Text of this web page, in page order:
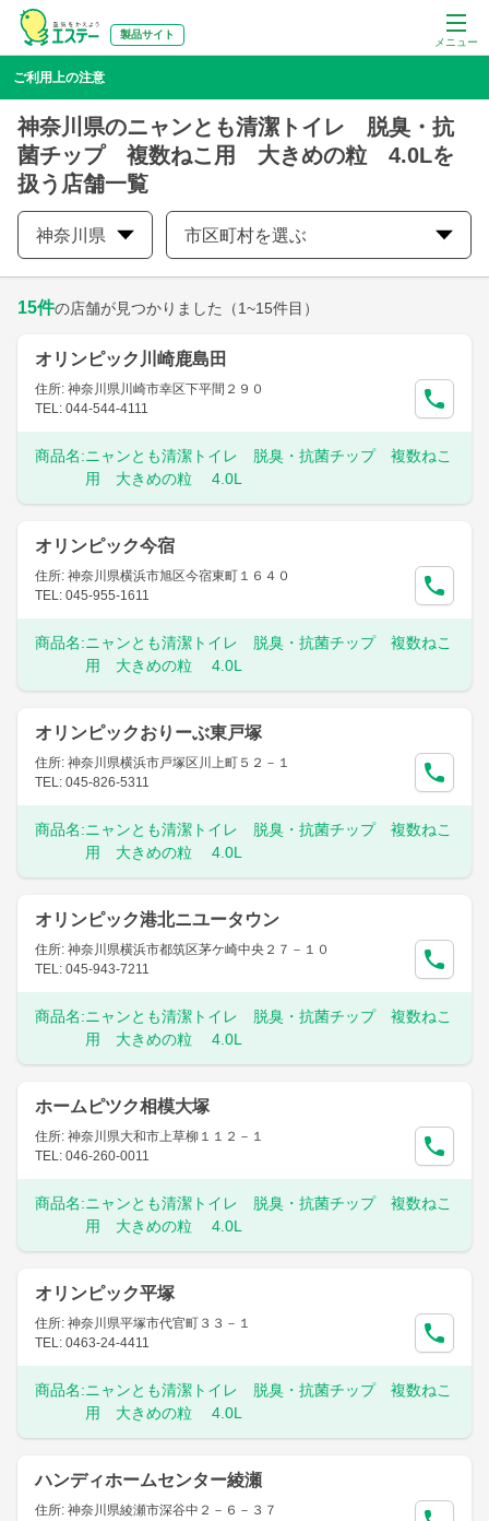
メニュー
製品サイト
ご利用上の注意
神奈川県のニャンとも清潔トイレ 脱臭・抗
菌チップ 複数ねこ用 大きめの粒 4.0Lを
扱う店舗一覧
神奈川県 市区町村を選ぶ
15件の店舗が見つかりました （1~15件目）
オリンピック川崎鹿島田
住所: 神奈川県川崎市幸区下平間２９０
TEL: 044-544-4111
商品名:ニャンとも清潔トイレ 脱臭・抗菌チップ 複数ねこ
用 大きめの粒 4.0L
オリンピック今宿
住所: 神奈川県横浜市旭区今宿東町１６４０
TEL: 045-955-1611
商品名:ニャンとも清潔トイレ 脱臭・抗菌チップ 複数ねこ
用 大きめの粒 4.0L
オリンピックおりーぶ東戸塚
住所: 神奈川県横浜市戸塚区川上町５２－１
TEL: 045-826-5311
商品名:ニャンとも清潔トイレ 脱臭・抗菌チップ 複数ねこ
用 大きめの粒 4.0L
オリンピック港北ニユータウン
住所: 神奈川県横浜市都筑区茅ケ崎中央２７－１０
TEL: 045-943-7211
商品名:ニャンとも清潔トイレ 脱臭・抗菌チップ 複数ねこ
用 大きめの粒 4.0L
ホームピツク相模大塚
住所: 神奈川県大和市上草柳１１２－１
TEL: 046-260-0011
商品名:ニャンとも清潔トイレ 脱臭・抗菌チップ 複数ねこ
用 大きめの粒 4.0L
オリンピック平塚
住所: 神奈川県平塚市代官町３３－１
TEL: 0463-24-4411
商品名:ニャンとも清潔トイレ 脱臭・抗菌チップ 複数ねこ
用 大きめの粒 4.0L
ハンディホームセンター綾瀬
住所: 神奈川県綾瀬市深谷中２－６－３７